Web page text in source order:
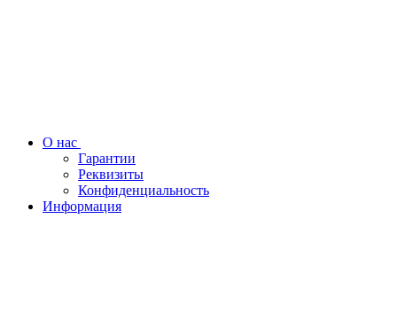
О нас
Гарантии
Реквизиты
Конфиденциальность
Информация